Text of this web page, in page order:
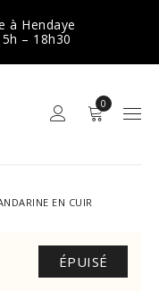
à Hendaye
– 18h30
0
EN CUIR
ÉPUISÉ